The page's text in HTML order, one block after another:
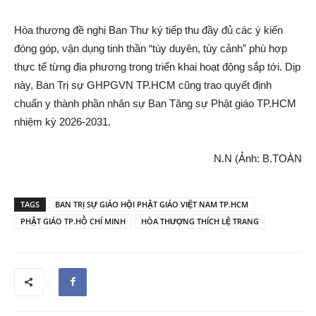
Hòa thượng đề nghị Ban Thư ký tiếp thu đầy đủ các ý kiến
đóng góp, vận dụng tinh thần “tùy duyên, tùy cảnh” phù hợp
thực tế từng địa phương trong triển khai hoạt động sắp tới. Dịp
này, Ban Trị sự GHPGVN TP.HCM cũng trao quyết định
chuẩn y thành phần nhân sự Ban Tăng sự Phật giáo TP.HCM
nhiệm kỳ 2026-2031.
N.N (Ảnh: B.TOÀN
TAGS
BAN TRỊ SỰ GIÁO HỘI PHẬT GIÁO VIỆT NAM TP.HCM
PHẬT GIÁO TP.HỒ CHÍ MINH
HÒA THƯỢNG THÍCH LỆ TRANG